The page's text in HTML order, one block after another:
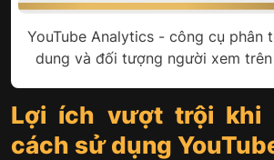
YouTube Analytics - công cụ phân
dung và đối tượng người xem trên
Lợi ích vượt trội khi
cách sử dụng